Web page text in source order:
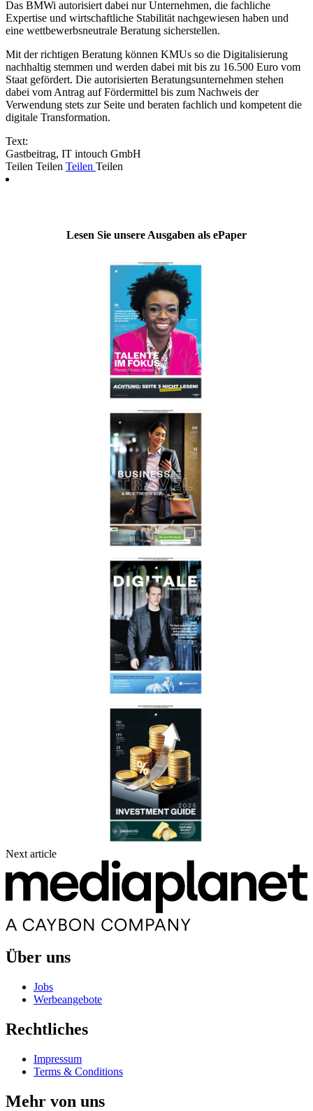
Das BMWi autorisiert dabei nur Unternehmen, die fachliche
Expertise und wirtschaftliche Stabilität nachgewiesen haben und
eine wettbewerbsneutrale Beratung sicherstellen.
Mit der richtigen Beratung können KMUs so die Digitalisierung
nachhaltig stemmen und werden dabei mit bis zu 16.500 Euro vom
Staat gefördert. Die autorisierten Beratungsunternehmen stehen
dabei vom Antrag auf Fördermittel bis zum Nachweis der
Verwendung stets zur Seite und beraten fachlich und kompetent die
digitale Transformation.
Text:
Gastbeitrag, IT intouch GmbH
Teilen Teilen Teilen Teilen
Lesen Sie unsere Ausgaben als ePaper
Next article
Über uns
Jobs
Werbeangebote
Rechtliches
Impressum
Terms & Conditions
Mehr von uns